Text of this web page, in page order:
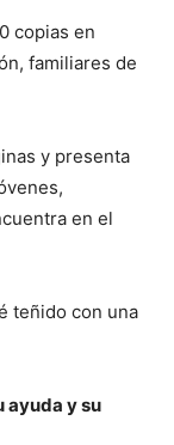
copias en
familiares de
y presenta
en el
teñido con una
ayuda y su